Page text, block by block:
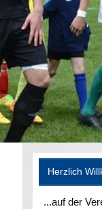
Herzlich
...auf der